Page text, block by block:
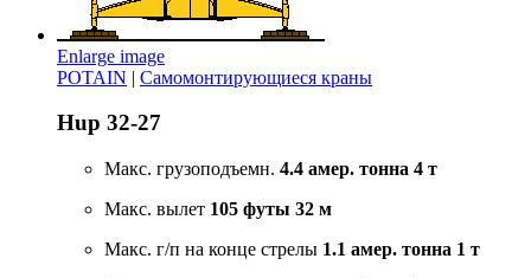
Enlarge image
POTAIN | Самомонтирующиеся краны
Hup 32-27
Макс. грузоподъемн. 4.4 амер. тонна 4 т
Макс. вылет 105 футы 32 м
Макс. г/п на конце стрелы 1.1 амер. тонна 1 т